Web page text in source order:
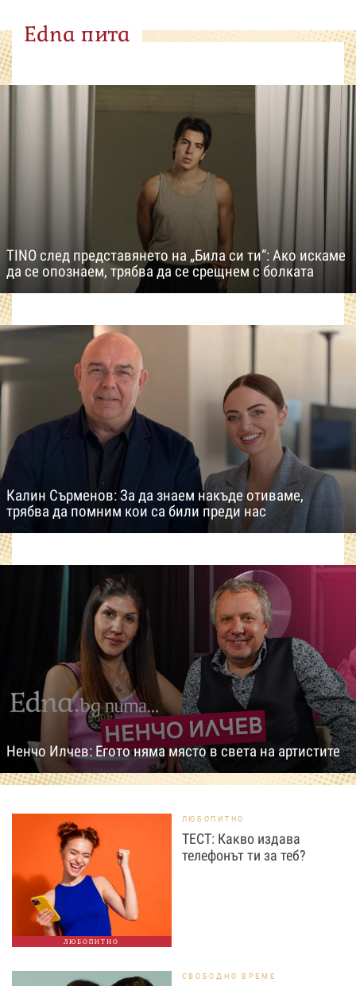
Edna пита
TINO след представянето на „Била си ти“: Ако искаме
да се опознаем, трябва да се срещнем с болката
Калин Сърменов: За да знаем накъде отиваме,
трябва да помним кои са били преди нас
Ненчо Илчев: Егото няма място в света на артистите
ЛЮБОПИТНО
ЛЮБОПИТНО
ТЕСТ: Какво издава
телефонът ти за теб?
СВОБОДНО ВРЕМЕ